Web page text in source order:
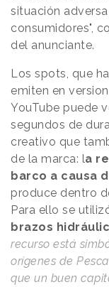
situación
consumidores",
del anunciante.
Los spots, que
emiten en
YouTube puede
segundos de
creativo que
de la marca: la
barco a causa
produce dentro
Para ello se
brazos
recurso está
orígenes de
que un buen